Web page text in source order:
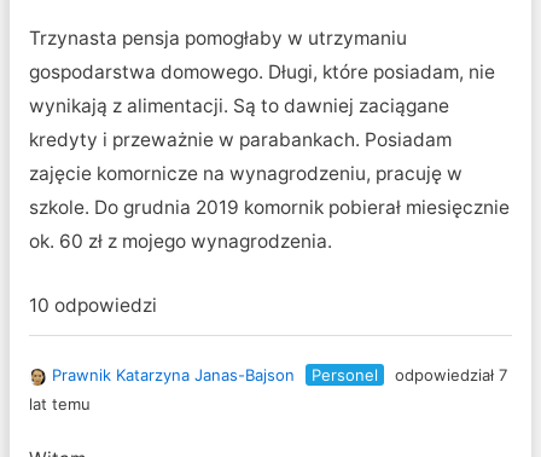
Trzynasta pensja pomogłaby w utrzymaniu
gospodarstwa domowego. Długi, które posiadam, nie
wynikają z alimentacji. Są to dawniej zaciągane
kredyty i przeważnie w parabankach. Posiadam
zajęcie komornicze na wynagrodzeniu, pracuję w
szkole. Do grudnia 2019 komornik pobierał miesięcznie
ok. 60 zł z mojego wynagrodzenia.
10 odpowiedzi
Prawnik Katarzyna Janas-Bajson Personel
odpowiedział 7
lat temu